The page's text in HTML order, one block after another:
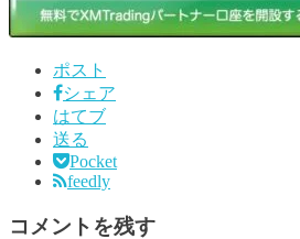
ポスト
シェア
はてブ
送る
Pocket
feedly
コメントを残す